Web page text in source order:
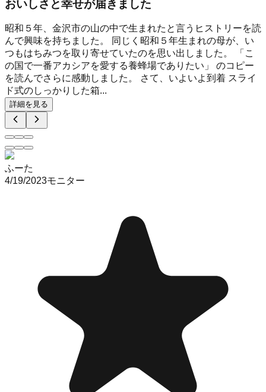
おいしさと幸せが届きました
昭和５年、金沢市の山の中で生まれたと言うヒストリーを読
んで興味を持ちました。 同じく昭和５年生まれの母が、い
つもはちみつを取り寄せていたのを思い出しました。 「こ
の国で一番アカシアを愛する養蜂場でありたい」 のコピー
を読んでさらに感動しました。 さて、いよいよ到着 スライ
ド式のしっかりした箱...
詳細を見る
ふーた
4/19/2023モニター